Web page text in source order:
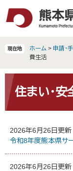
文
現在地 ホーム > 申請・
費生活
文 住まい・安
2026年6月26日更新
令和8年度熊本県サ
2026年6月26日更新